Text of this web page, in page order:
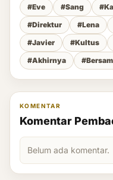
#Eve #Sang
#Direktur
#Lena
#Javier
#Kultus
#Akhirnya
KOMENTAR
Komentar
Belum ada komentar.